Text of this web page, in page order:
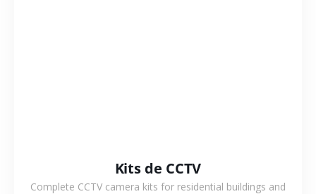
Kits de CCTV
Complete CCTV camera kits for residential buildings and